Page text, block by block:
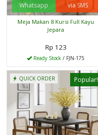
Whatsapp via SMS
Meja Makan 8 Kursi Full Kayu
Jepara
Rp 123
Ready Stock / FJN-175
Popular!
QUICK ORDER